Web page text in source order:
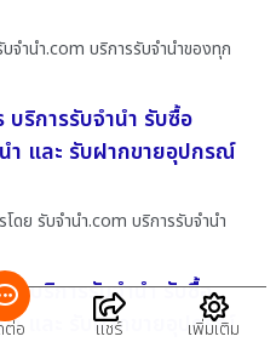
จํานํา.com บริการรับจำนำของทุก
บริการรับจำนำ รับซื้อ
ำ และ รับฝากขายอุปกรณ์
ดย รับจํานํา.com บริการรับจำนำ
ง บริการรับจำนำ รับซื้อ
ำ และ รับฝากขายอุปกรณ์
อ แชร์ เพิ่มเติม